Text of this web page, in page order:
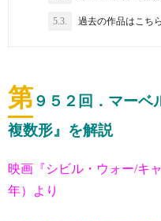
5.3. 過去の作品はこちら
第９５２ 回．マーベ
複数形』を解説
映画『シビル・ウォー/キ
年）より